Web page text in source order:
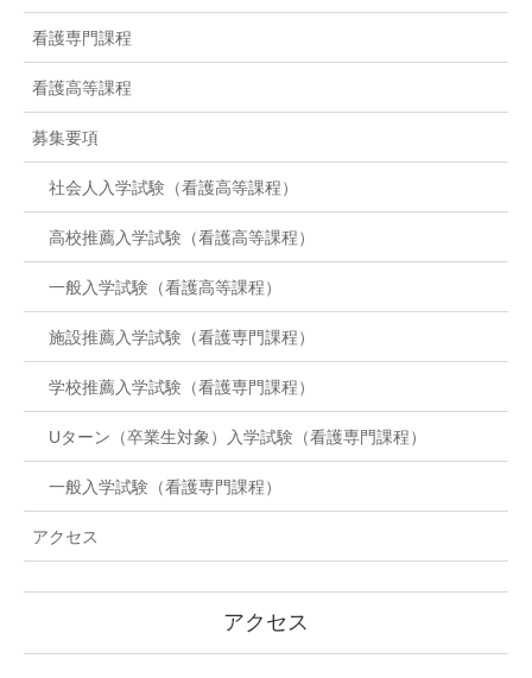
看護専門課程
看護高等課程
募集要項
社会人入学試験（看護高等課程）
高校推薦入学試験（看護高等課程）
一般入学試験（看護高等課程）
施設推薦入学試験（看護専門課程）
学校推薦入学試験（看護専門課程）
Uターン（卒業生対象）入学試験（看護専門課程）
一般入学試験（看護専門課程）
アクセス
アクセス